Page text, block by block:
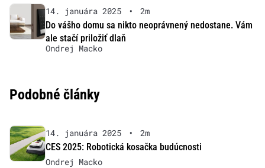
14. januára 2025 •
2m
Do vášho domu sa nikto neoprávnený nedostane. Vám
ale stačí priložiť dlaň
Ondrej Macko
Podobné články
14. januára 2025 •
2m
CES 2025: Robotická kosačka budúcnosti
Ondrej Macko